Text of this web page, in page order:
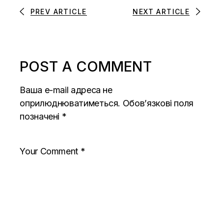
PREV ARTICLE NEXT ARTICLE
POST A COMMENT
Ваша e-mail адреса не
оприлюднюватиметься. Обов’язкові поля
позначені *